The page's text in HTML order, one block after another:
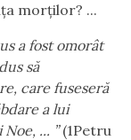
morților? ...
a fost omorât
să
care fuseseră
a lui
... ”(1Petru